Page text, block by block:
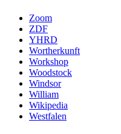
Zoom
ZDF
YHRD
Wortherkunft
Workshop
Woodstock
Windsor
William
Wikipedia
Westfalen